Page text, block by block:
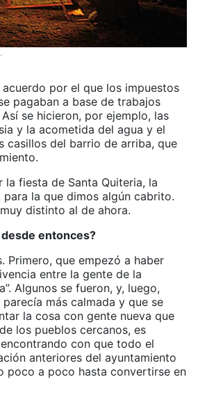
por el que los impuestos
pagaban a base de trabajos
se hicieron, por ejemplo, las
y la acometida del agua y el
casillos del barrio de arriba, que
la fiesta de Santa Quiteria, la
la que dimos algún cabrito.
distinto al de ahora.
entonces?
Primero, que empezó a haber
entre la gente de la
Algunos se fueron, y, luego,
más calmada y que se
la cosa con gente nueva que
los pueblos cercanos, es
con que todo el
anteriores del ayuntamiento
poco a poco hasta convertirse en